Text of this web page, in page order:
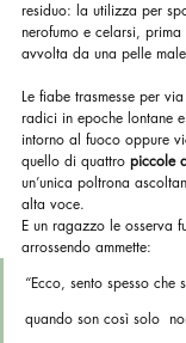
residuo: la utilizza per
nerofumo e celarsi,
avvolta da una pelle
Le fiabe trasmesse per
radici in epoche lontane
intorno al fuoco oppure
quello di quattro piccole
un’unica poltrona
alta voce.
E un ragazzo le osserva
arrossendo ammette:
“Ecco, sento spesso che
quando son così solo